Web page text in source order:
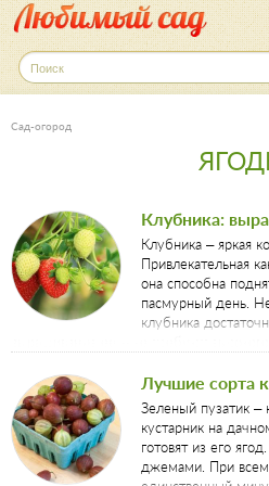
Перейти
к
содержанию
П
о
и
к
Сад-огород
Клубника:
Клубника – яркая
Привлекательная
она способна
пасмурный день.
клубника
Лучшие сорта
Зеленый пузатик
кустарник на
готовят из его
джемами. При всем